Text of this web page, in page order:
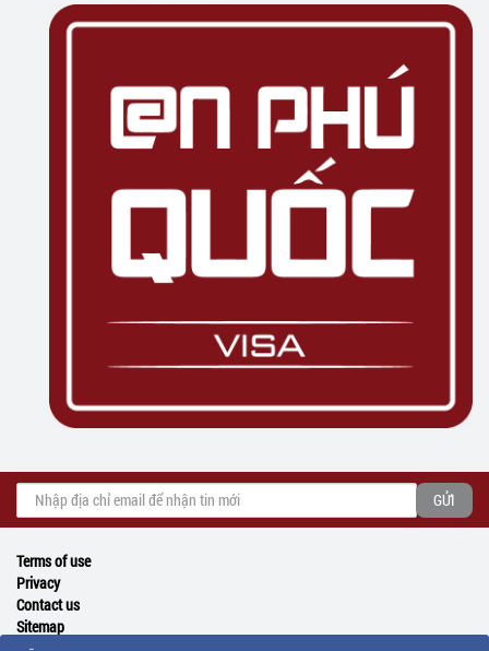
Terms of use
Privacy
Contact us
Sitemap